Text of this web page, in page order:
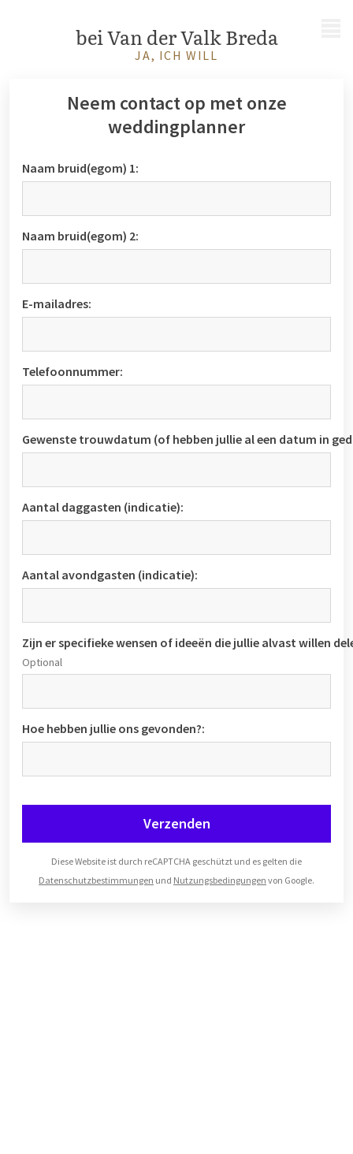
bei Van der Valk Breda
JA, ICH WILL
Neem contact op met onze
weddingplanner
Naam bruid(egom) 1:
Naam bruid(egom) 2:
E-mailadres:
Telefoonnummer:
Gewenste trouwdatum (of hebben jullie al een datum in
Aantal daggasten (indicatie):
Aantal avondgasten (indicatie):
Zijn er specifieke wensen of ideeën die jullie alvast willen
Optional
Hoe hebben jullie ons gevonden?:
Verzenden
Diese Website ist durch reCAPTCHA geschützt und es gelten die
Datenschutzbestimmungen und Nutzungsbedingungen von Google.